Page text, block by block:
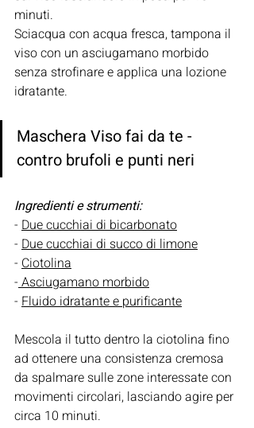
minuti.
Sciacqua con acqua fresca, tampona il
viso con un asciugamano morbido
senza strofinare e applica una lozione
idratante.
Maschera Viso fai da te -
contro brufoli e punti neri
Ingredienti e strumenti:
- Due cucchiai di bicarbonato
- Due cucchiai di succo di limone
- Ciotolina
- Asciugamano morbido
- Fluido idratante e purificante
Mescola il tutto dentro la ciotolina fino
ad ottenere una consistenza cremosa
da spalmare sulle zone interessate con
movimenti circolari, lasciando agire per
circa 10 minuti.